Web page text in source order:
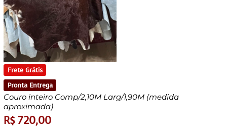
Frete Grátis
Pronta Entrega
Couro inteiro Comp/2,10M Larg/1,90M (medida
aproximada)
R$720,00